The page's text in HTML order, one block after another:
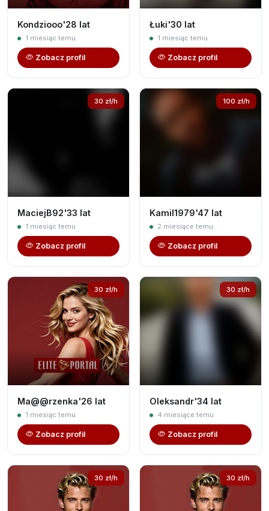
Kondziooo'28 lat
1 miesiąc temu
Zobacz profil
Łuki'30 lat
1 miesiąc temu
Zobacz profil
30 zł/h
MaciejB92'33 lat
1 miesiąc temu
Zobacz profil
100 zł/h
Kamil1979'47 lat
2 miesiące temu
Zobacz profil
30 zł/h
Ma@@rzenka'26 lat
1 miesiąc temu
Zobacz profil
30 zł/h
Oleksandr'34 lat
4 miesiące temu
Zobacz profil
30 zł/h 30 zł/h